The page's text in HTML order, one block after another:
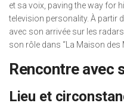
et sa voix, paving the way for
television personality. À partir
avec son arrivée sur les
son rôle dans “La Maison des
Rencontre avec
Lieu et